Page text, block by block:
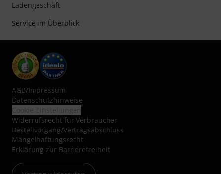
Ladengeschäft
Service im Überblick
AGB/Impressum
Datenschutzhinweise
Widerrufsrecht für Verbraucher
Bestellvorgang/Vertragsabschluss
Mängelhaftungsrecht
Erklärung zur Barrierefreiheit